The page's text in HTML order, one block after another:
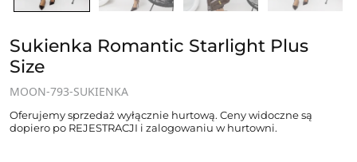
Sukienka Romantic Starlight Plus
Size
MOON-793-SUKIENKA
Oferujemy sprzedaż wyłącznie hurtową. Ceny widoczne są
dopiero po REJESTRACJI i zalogowaniu w hurtowni.